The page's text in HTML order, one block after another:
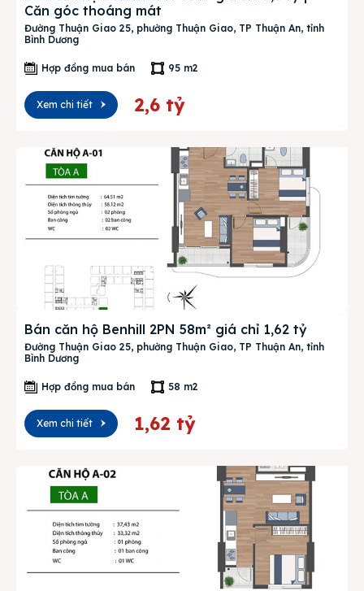
Căn góc thoáng mát
Đường Thuận Giao 25, phường Thuận Giao, TP Thuận An, tỉnh
Bình Dương
Hợp đồng mua bán 95 m2
Xem chi tiết 2,6 tỷ
Bán căn hộ Benhill 2PN 58m² giá chỉ 1,62 tỷ
Đường Thuận Giao 25, phường Thuận Giao, TP Thuận An, tỉnh
Bình Dương
Hợp đồng mua bán 58 m2
Xem chi tiết 1,62 tỷ